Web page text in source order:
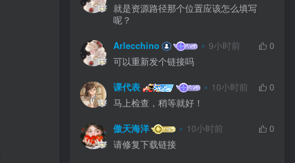
就是资源路径那个位置应该怎么填写
呢？
Arlecchino 9小时前
0
可以重新发个链接吗
课代表 10小时前
0
马上检查，稍等就好！
傲天海洋 10小时前
0
请修复下载链接